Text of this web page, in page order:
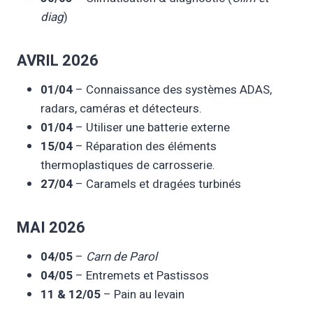
diag)
AVRIL 2026
01/04 – Connaissance des systèmes ADAS,
radars, caméras et détecteurs.
01/04 – Utiliser une batterie externe
15/04 – Réparation des éléments
thermoplastiques de carrosserie.
27/04 – Caramels et dragées turbinés
MAI 2026
04/05 – Carn de Parol
04/05 – Entremets et Pastissos
11 & 12/05 – Pain au levain